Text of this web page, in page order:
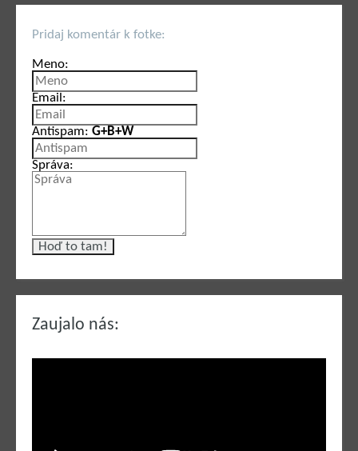
Zaujalo nás:
Pridaj komentár k fotke:
Meno:
Email:
Antispam: G+B+W
Správa: